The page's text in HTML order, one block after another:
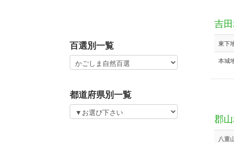
百選別一覧
都道府県別一覧
吉
東下
本城
郡
八重